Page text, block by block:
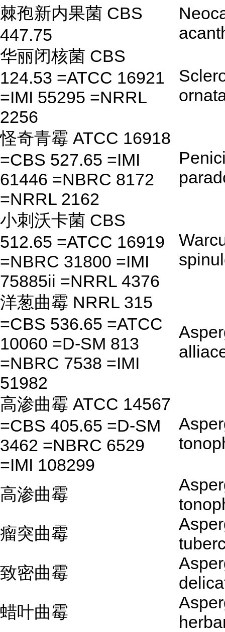
棘孢新内果菌 CBS
447.75
华丽闭核菌 CBS
124.53 =ATCC 16921
=IMI 55295 =NRRL
2256
怪奇青霉 ATCC 16918
=CBS 527.65 =IMI
61446 =NBRC 8172
=NRRL 2162
小刺沃卡菌 CBS
512.65 =ATCC 16919
=NBRC 31800 =IMI
75885ii =NRRL 4376
洋葱曲霉 NRRL 315
=CBS 536.65 =ATCC
10060 =D-SM 813
=NBRC 7538 =IMI
51982
高渗曲霉 ATCC 14567
=CBS 405.65 =D-SM
3462 =NBRC 6529
=IMI 108299
高渗曲霉
瘤突曲霉
致密曲霉
蜡叶曲霉